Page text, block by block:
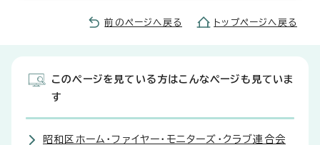
前のページへ戻る トップページへ戻る
このページを見ている方はこんなページも見ていま
す
昭和区ホーム・ファイヤー・モニターズ・クラブ連合会